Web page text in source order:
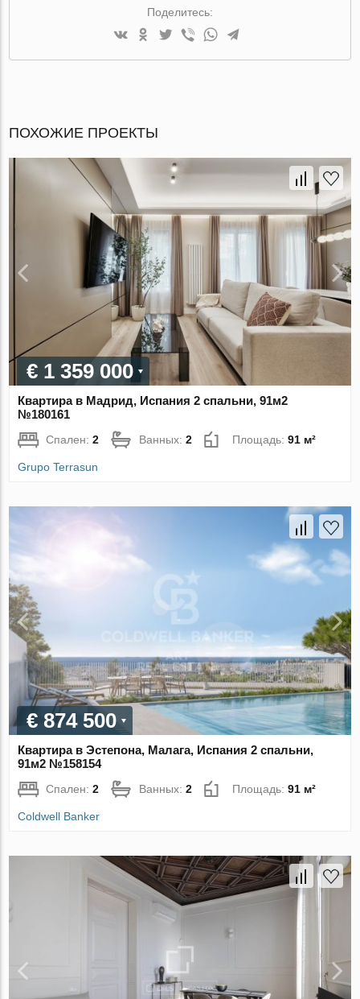
Поделитесь:
ПОХОЖИЕ ПРОЕКТЫ
€ 1 359 000
Квартира в Мадрид, Испания 2 спальни, 91м2
№180161
Спален:2 Ванных:2 Площадь:91 м²
Grupo Terrasun
€ 874 500
Квартира в Эстепона, Малага, Испания 2 спальни,
91м2 №158154
Спален:2 Ванных:2 Площадь:91 м²
Coldwell Banker